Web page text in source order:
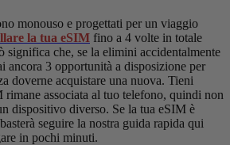
monouso e progettati per un viaggio
la tua eSIM fino a 4 volte in totale
significa che, se la elimini accidentalmente
ancora 3 opportunità a disposizione per
doverne acquistare una nuova. Tieni
rimane associata al tuo telefono, quindi non
dispositivo diverso. Se la tua eSIM è
seguire la nostra guida rapida qui
in pochi minuti.